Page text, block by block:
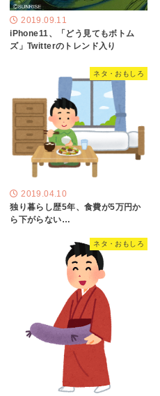
2019.09.11
iPhone11、「どう見てもボトム
ズ」Twitterのトレンド入り
ネタ・おもしろ
2019.04.10
独り暮らし歴5年、食費が5万円か
ら下がらない…
ネタ・おもしろ